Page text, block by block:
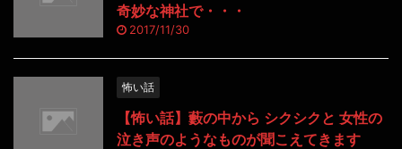
奇妙な神社で・・・
2017/11/30
怖い話
【怖い話】藪の中から シクシクと 女性の
泣き声のようなものが聞こえてきます